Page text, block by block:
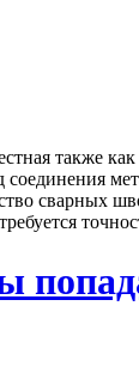
также
сварных